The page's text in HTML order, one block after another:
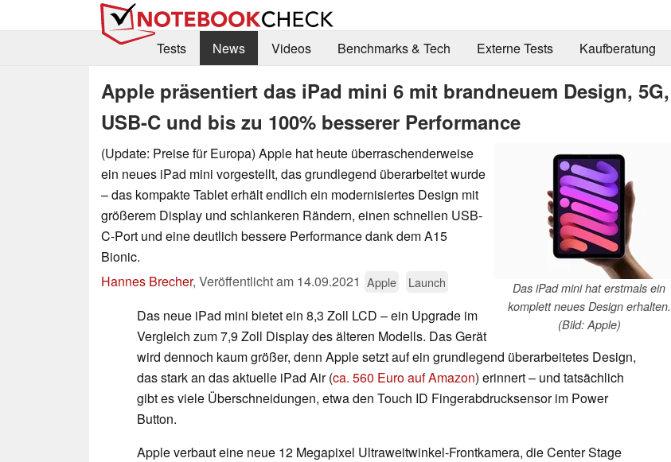
Tests
News Videos Benchmarks & Tech Externe Tests Kaufberatung
Apple präsentiert das iPad mini 6 mit brandneuem Design, 5G,
USB-C und bis zu 100% besserer Performance
Das iPad mini hat erstmals ein
komplett neues Design erhalten.
(Bild: Apple)
(Update: Preise für Europa) Apple hat heute überraschenderweise
ein neues iPad mini vorgestellt, das grundlegend überarbeitet wurde
– das kompakte Tablet erhält endlich ein modernisiertes Design mit
größerem Display und schlankeren Rändern, einen schnellen USB-
C-Port und eine deutlich bessere Performance dank dem A15
Bionic.
Hannes Brecher, Veröffentlicht am 14.09.2021 Apple Launch
Das neue iPad mini bietet ein 8,3 Zoll LCD – ein Upgrade im
Vergleich zum 7,9 Zoll Display des älteren Modells. Das Gerät
wird dennoch kaum größer, denn Apple setzt auf ein grundlegend überarbeitetes Design,
das stark an das aktuelle iPad Air (ca. 560 Euro auf Amazon) erinnert – und tatsächlich
gibt es viele Überschneidungen, etwa den Touch ID Fingerabdrucksensor im Power
Button.
Apple verbaut eine neue 12 Megapixel Ultraweitwinkel-Frontkamera, die Center Stage